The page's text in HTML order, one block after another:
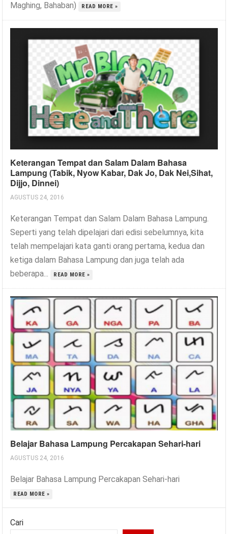
Maghing, Bahaban)
READ MORE »
Keterangan Tempat dan Salam Dalam Bahasa
Lampung (Tabik, Nyow Kabar, Dak Jo, Dak Nei,Sihat,
Dijjo, Dinnei)
AGUSTUS 24, 2016
Keterangan Tempat dan Salam Dalam Bahasa Lampung.
Seperti yang telah dipelajari dari edisi sebelumnya, kita
telah mempelajari kata ganti orang pertama, kedua dan
ketiga dalam Bahasa Lampung dan juga telah ada
beberapa...
READ MORE »
Belajar Bahasa Lampung Percakapan Sehari-hari
AGUSTUS 24, 2016
Belajar Bahasa Lampung Percakapan Sehari-hari
READ MORE »
Cari